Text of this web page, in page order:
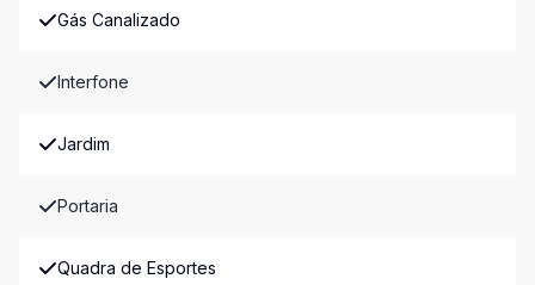
Gás Canalizado
Interfone
Jardim
Portaria
Quadra de Esportes